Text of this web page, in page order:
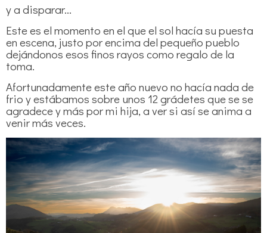
y a disparar...
Este es el momento en el que el sol hacía su puesta
en escena, justo por encima del pequeño pueblo
dejándonos esos finos rayos como regalo de la
toma.
Afortunadamente este año nuevo no hacía nada de
frio y estábamos sobre unos 12 grádetes que se se
agradece y más por mi hija, a ver si así se anima a
venir más veces.